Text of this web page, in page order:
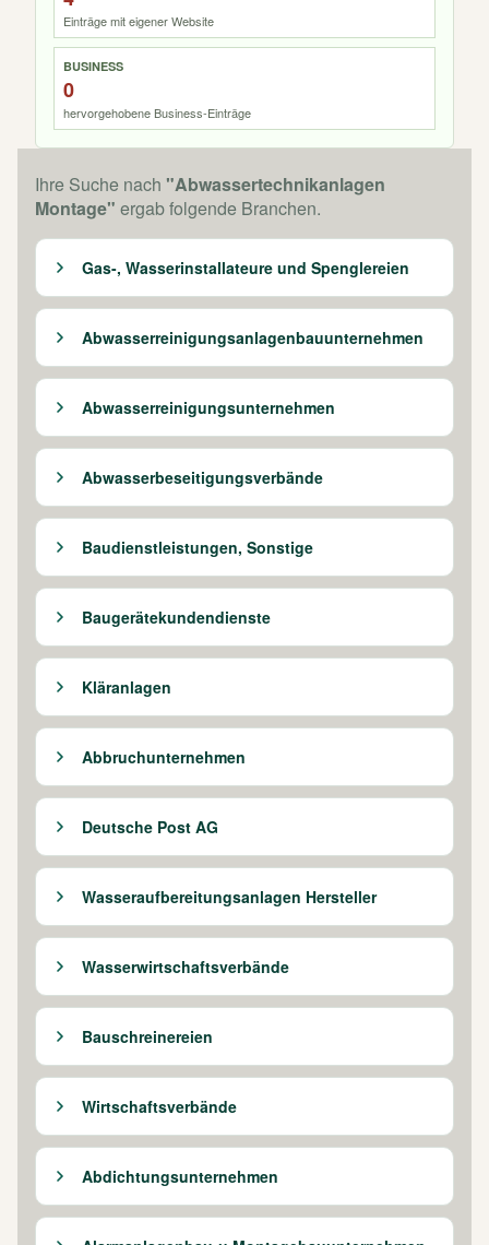
Einträge mit eigener Website
BUSINESS
0
hervorgehobene Business-Einträge
Ihre Suche nach "Abwassertechnikanlagen
Montage" ergab folgende Branchen.
Gas-, Wasserinstallateure und Spenglereien
Abwasserreinigungsanlagenbauunternehmen
Abwasserreinigungsunternehmen
Abwasserbeseitigungsverbände
Baudienstleistungen, Sonstige
Baugerätekundendienste
Kläranlagen
Abbruchunternehmen
Deutsche Post AG
Wasseraufbereitungsanlagen Hersteller
Wasserwirtschaftsverbände
Bauschreinereien
Wirtschaftsverbände
Abdichtungsunternehmen